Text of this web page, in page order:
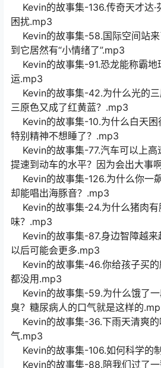
Kevin的故事集-136.传奇天才达·
困扰.mp3
Kevin的故事集-58.国际空间站来
到它居然有“小情绪了”.mp3
Kevin的故事集-91.恐龙能称霸地
运.mp3
Kevin的故事集-42.为什么光的三
三原色又成了红黄蓝？.mp3
Kevin的故事集-10.为什么白天困
特别精神不想睡了？.mp3
Kevin的故事集-77.汽车可以上高
提速到动车的水平？因为会出大事
Kevin的故事集-126.为什么你一
却能唱出海豚音？.mp3
Kevin的故事集-24.为什么猪肉有
味？.mp3
Kevin的故事集-87.身边智障越来
以后可能会更多.mp3
Kevin的故事集-46.你给孩子买的
都没用.mp3
Kevin的故事集-59.为什么饿了一
臭？糖尿病人的口气就是这样的
Kevin的故事集-36.下雨天清爽的
气.mp3
Kevin的故事集-106.如何科学的
Kevin的故事集-88.陪我们过了一